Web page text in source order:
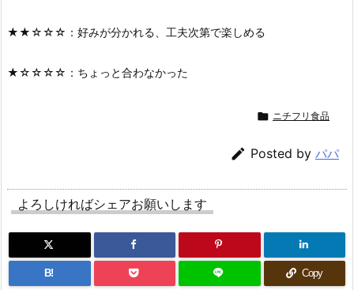
★★☆☆☆：好みが分かれる、工夫次第で楽しめる
★☆☆☆☆：ちょっと合わなかった
 ニチフリ食品
 Posted by パパ
よろしければシェアお願いします
B! Copy